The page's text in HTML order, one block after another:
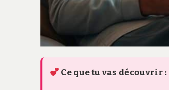
Ce que tu vas découvrir :